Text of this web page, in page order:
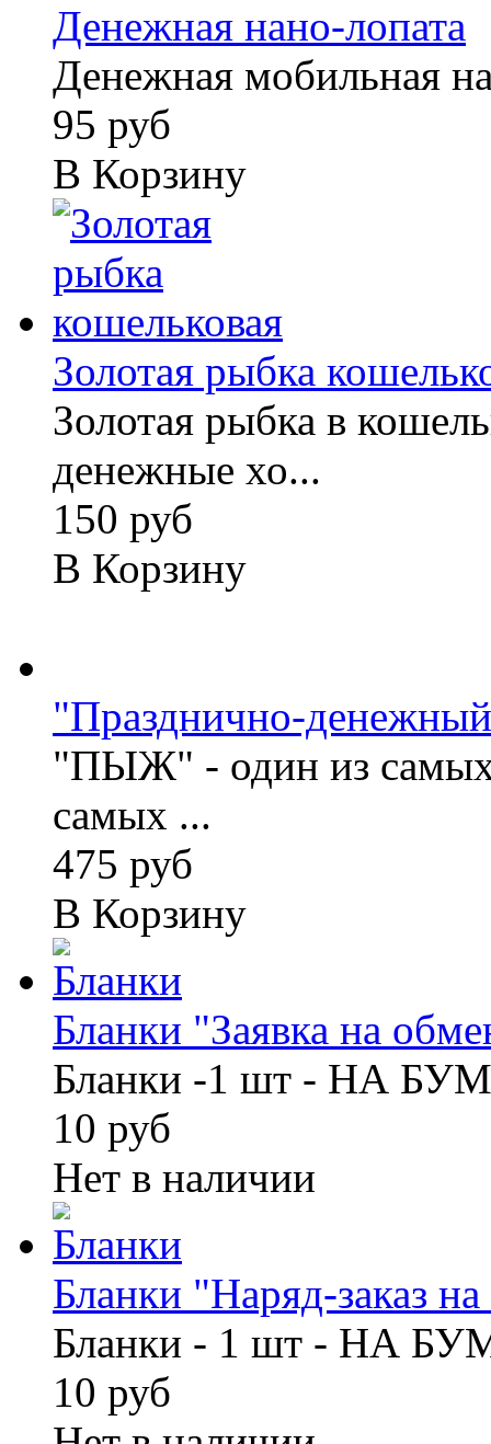
Денежная нано-лопата
Денежная мобильная
95 руб
В Корзину
Золотая рыбка
Золотая рыбка в
денежные хо...
150 руб
В Корзину
"Празднично-
"ПЫЖ" - один из самых
самых ...
475 руб
В Корзину
Бланки "Заявка на
Бланки -1 шт - НА
10 руб
Нет в наличии
Бланки "Наряд-заказ
Бланки - 1 шт - НА
10 руб